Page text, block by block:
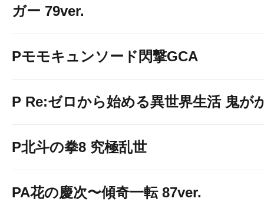
ガー 79ver.
Pモモキュンソード閃撃GCA
P Re:ゼロから始める異世界生活 鬼が
P北斗の拳8 究極乱世
PA花の慶次〜傾奇一転 87ver.